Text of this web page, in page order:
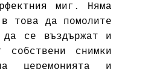
миг. Няма
това да помолите
да се въздържат и
снимки
церемонията и